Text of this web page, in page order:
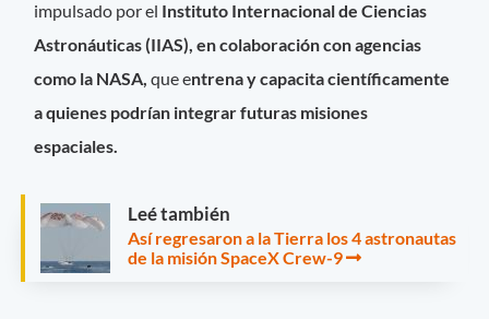
impulsado por el Instituto Internacional de Ciencias
Astronáuticas (IIAS), en colaboración con agencias
como la NASA, que entrena y capacita científicamente
a quienes podrían integrar futuras misiones
espaciales.
Leé también
Así regresaron a la Tierra los 4 astronautas
de la misión SpaceX Crew-9